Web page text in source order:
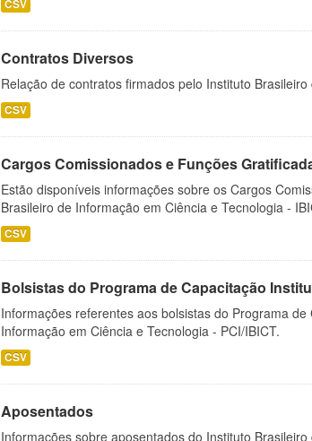
CSV
Contratos Diversos
Relação de contratos firmados pelo Instituto
CSV
Cargos Comissionados e Funções
Estão disponíveis informações sobre os Cargos
Brasileiro de Informação em Ciência e Tecnologia -
CSV
Bolsistas do Programa de Capacitação
Informações referentes aos bolsistas do Programa
Informação em Ciência e Tecnologia - PCI/IBICT.
CSV
Aposentados
Informações sobre aposentados do Instituto